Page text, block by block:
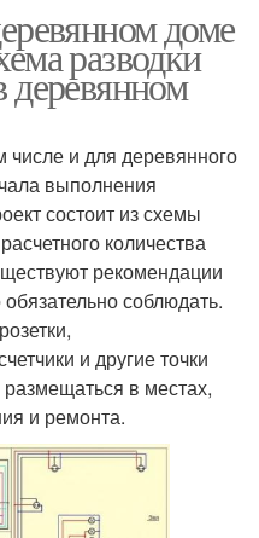
доме
разводки
деревянном
числе и для деревянного
выполнения
состоит из схемы
количества
рекомендации
соблюдать.
и другие точки
в местах,
и ремонта.